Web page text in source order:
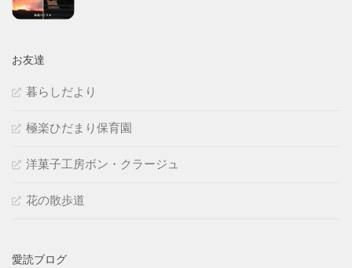
お友達
暮らしだより
極楽ひだまり保育園
洋菓子工房ボン・クラージュ
花の散歩道
愛読ブログ